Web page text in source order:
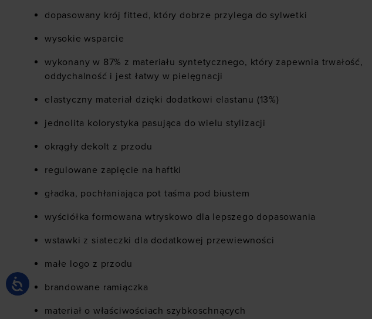
dopasowany krój fitted, który dobrze przylega do sylwetki
wysokie wsparcie
wykonany w 87% z materiału syntetycznego, który zapewnia trwałość,
oddychalność i jest łatwy w pielęgnacji
elastyczny materiał dzięki dodatkowi elastanu (13%)
jednolita kolorystyka pasująca do wielu stylizacji
okrągły dekolt z przodu
regulowane zapięcie na haftki
gładka, pochłaniająca pot taśma pod biustem
wyściółka formowana wtryskowo dla lepszego dopasowania
wstawki z siateczki dla dodatkowej przewiewności
małe logo z przodu
brandowane ramiączka
materiał o właściwościach szybkoschnących